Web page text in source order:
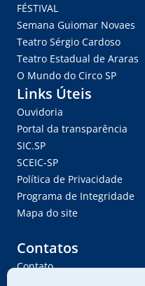
FÉSTIVAL
Semana Guiomar Novaes
Teatro Sérgio Cardoso
Teatro Estadual de Araras
O Mundo do Circo SP
Links Úteis
Ouvidoria
Portal da transparência
SIC.SP
SCEIC-SP
Política de Privacidade
Programa de Integridade
Mapa do site
Contatos
Contato